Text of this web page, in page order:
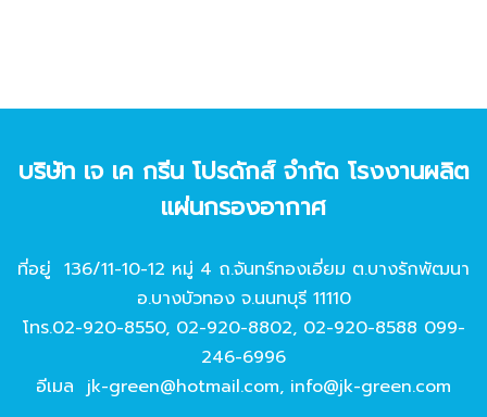
บริษัท เจ เค กรีน โปรดักส์ จํากัด โรงงานผลิต
แผ่นกรองอากาศ
ที่อยู่ 136/11-10-12 หมู่ 4 ถ.จันทร์ทองเอี่ยม ต.บางรักพัฒนา
อ.บางบัวทอง จ.นนทบุรี 11110
โทร.02-920-8550, 02-920-8802, 02-920-8588 099-
246-6996
อีเมล jk-green@hotmail.com, info@jk-green.com